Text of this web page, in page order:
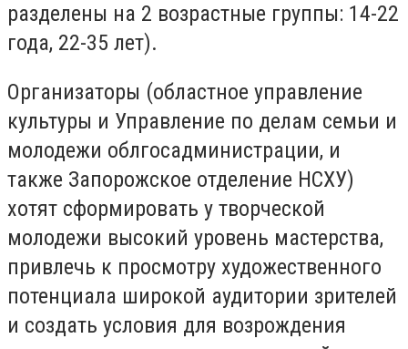
разделены на 2 возрастные группы: 14-22
года, 22-35 лет).
Организаторы (областное управление
культуры и Управление по делам семьи и
молодежи облгосадминистрации, и
также Запорожское отделение НСХУ)
хотят сформировать у творческой
молодежи высокий уровень мастерства,
привлечь к просмотру художественного
потенциала широкой аудитории зрителей
и создать условия для возрождения